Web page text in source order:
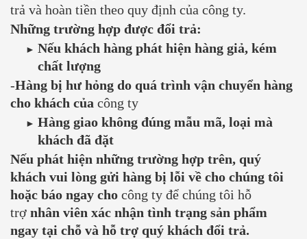
trả và hoàn tiền theo quy định của công ty.
Những trường hợp được đổi trả:
Nếu khách hàng phát hiện hàng giả, kém
chất lượng
-Hàng bị hư hỏng do quá trình vận chuyển hàng
cho khách của công ty
Hàng giao không đúng mẫu mã, loại mà
khách đã đặt
Nếu phát hiện những trường hợp trên, quý
khách vui lòng gửi hàng bị lỗi về cho chúng tôi
hoặc báo ngay cho công ty để chúng tôi hỗ
trợ nhân viên xác nhận tình trạng sản phẩm
ngay tại chỗ và hỗ trợ quý khách đổi trả.